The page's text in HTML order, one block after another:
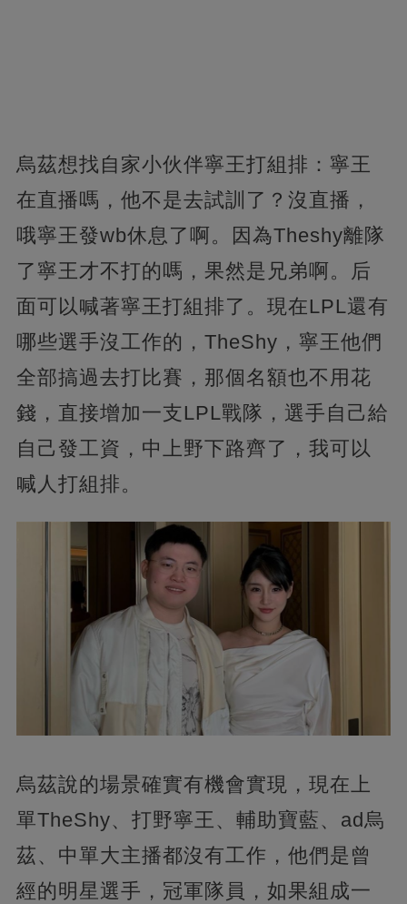
烏茲想找自家小伙伴寧王打組排：寧王
在直播嗎，他不是去試訓了？沒直播，
哦寧王發wb休息了啊。因為Theshy離隊
了寧王才不打的嗎，果然是兄弟啊。后
面可以喊著寧王打組排了。現在LPL還有
哪些選手沒工作的，TheShy，寧王他們
全部搞過去打比賽，那個名額也不用花
錢，直接增加一支LPL戰隊，選手自己給
自己發工資，中上野下路齊了，我可以
喊人打組排。
烏茲說的場景確實有機會實現，現在上
單TheShy、打野寧王、輔助寶藍、ad烏
茲、中單大主播都沒有工作，他們是曾
經的明星選手，冠軍隊員，如果組成一